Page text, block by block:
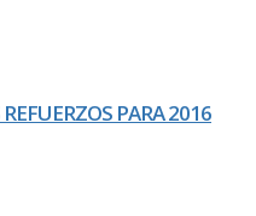
PARA 2016